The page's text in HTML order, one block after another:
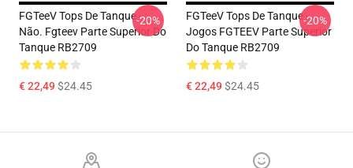
FGTeeV Tops De Tanque -
Não. Fgteev Parte Superior Do
Tanque RB2709
€ 22,49$24.45
-20%
FGTeeV Tops De Tanque -
Jogos FGTEEV Parte Superior
Do Tanque RB2709
€ 22,49$24.45
-20%